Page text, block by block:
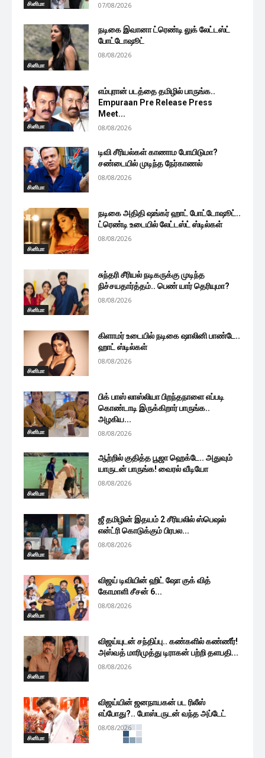
சினிமா 07/08/2026
சினிமா
நடிகை இவானா ட்ரெண்டி லுக் லேட்டஸ்ட்
போட்டோஷூட்
08/08/2026
சினிமா
எம்புரான் படத்தை தமிழில் பாருங்க..
Empuraan Pre Release Press
Meet...
08/08/2026
சினிமா
டிவி சீரியல்கள் காணாம போயிடுமா?
சண்டையில் முடிந்த நேர்காணல்
08/08/2026
சினிமா
நடிகை அதிதி ஷங்கர் ஹாட் போட்டோஷூட்..
ட்ரெண்டி உடையில் லேட்டஸ்ட் ஸ்டில்கள்
08/08/2026
சினிமா
சுந்தரி சீரியல் நடிகருக்கு முடிந்த
நிச்சயதார்த்தம்.. பெண் யார் தெரியுமா?
08/08/2026
சினிமா
கிளாமர் உடையில் நடிகை ஷாலினி பாண்டே..
ஹாட் ஸ்டில்கள்
08/08/2026
சினிமா
பிக் பாஸ் லாஸ்லியா பிறந்தநாளை எப்படி
கொண்டாடி இருக்கிறார் பாருங்க..
அழகிய...
08/08/2026
சினிமா
ஆற்றில் குதித்த பூஜா ஹெக்டே.. அதுவும்
யாருடன் பாருங்க! வைரல் வீடியோ
08/08/2026
சினிமா
ஜீ தமிழின் இதயம் 2 சீரியலில் ஸ்பெஷல்
என்ட்ரி கொடுக்கும் பிரபல...
08/08/2026
சினிமா
விஜய் டிவியின் ஹிட் ஷோ குக் வித்
கோமாளி சீசன் 6...
08/08/2026
சினிமா
விஜய்யுடன் சந்திப்பு.. கண்களில் கண்ணீர்!
அஸ்வத் மாரிமுத்து டிராகன் பற்றி தளபதி...
08/08/2026
சினிமா
விஜய்யின் ஜனநாயகன் பட ரிலீஸ்
எப்போது?.. போஸ்டருடன் வந்த அப்டேட்
08/08/2026